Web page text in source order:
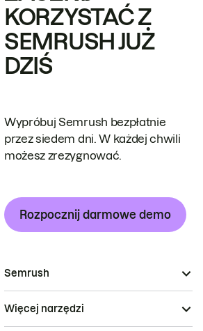
KORZYSTAĆ Z
SEMRUSH JUŻ
DZIŚ
Wypróbuj Semrush bezpłatnie
przez siedem dni. W każdej chwili
możesz zrezygnować.
Rozpocznij darmowe demo
Semrush
Więcej narzędzi